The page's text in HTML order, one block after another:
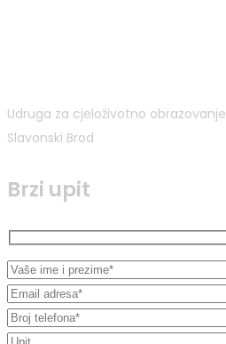
Udruga za cjeloživotno obrazovanje
Slavonski Brod
Brzi upit